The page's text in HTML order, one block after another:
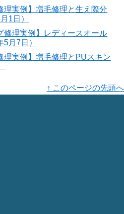
理実例】増毛修理と生え際分
1日）
修理実例】レディースオール
月7日）
理実例】増毛修理とPUスキン
↑ このページの先頭へ